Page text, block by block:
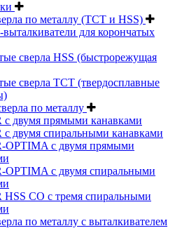
по металлу (TCT и HSS)
для корончатых
сверла HSS (быстрорежущая
сверла TCT (твердосплавные
по металлу
с двумя прямыми канавками
с двумя спиральными канавками
OPTIMA с двумя прямыми
OPTIMA с двумя спиральными
HSS CО с тремя спиральными
по металлу c выталкивателем